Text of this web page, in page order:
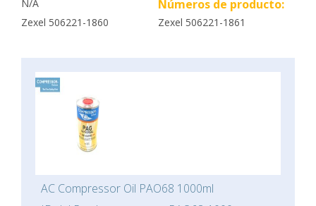
N/A Números de producto:
Zexel 506221-1860 Zexel 506221-1861
AC Compressor Oil PAO68 1000ml